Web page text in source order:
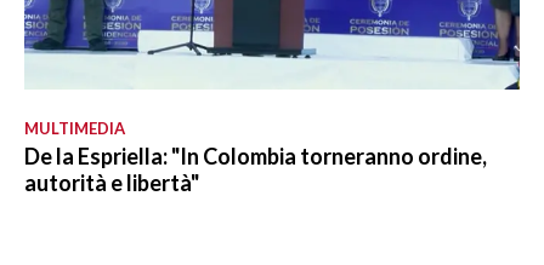
MULTIMEDIA
De la Espriella: "In Colombia torneranno ordine,
autorità e libertà"